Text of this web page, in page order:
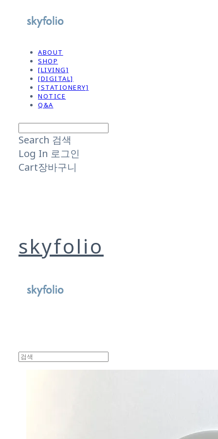
ABOUT
SHOP
[LIVING]
[DIGITAL]
[STATIONERY]
NOTICE
Q&A
Search 검색
Log In 로그인
Cart장바구니
skyfolio